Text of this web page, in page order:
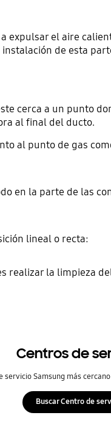
expulsar el aire
de esta
cerca a un punto
al final del ducto.
al punto de gas
en la parte de las
lineal o recta:
realizar la limpieza
Centros de
servicio Samsung más
Buscar Centro de